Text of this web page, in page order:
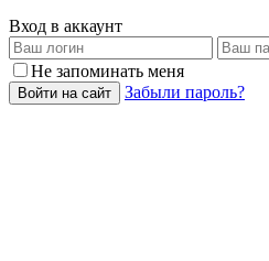
Вход в аккаунт
Не запоминать меня
Войти на сайт Забыли пароль?